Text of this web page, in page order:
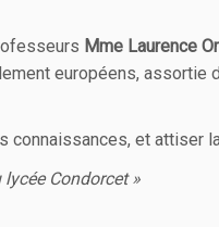
Mme Laurence
européens, assortie
connaissances, et attiser
Condorcet »